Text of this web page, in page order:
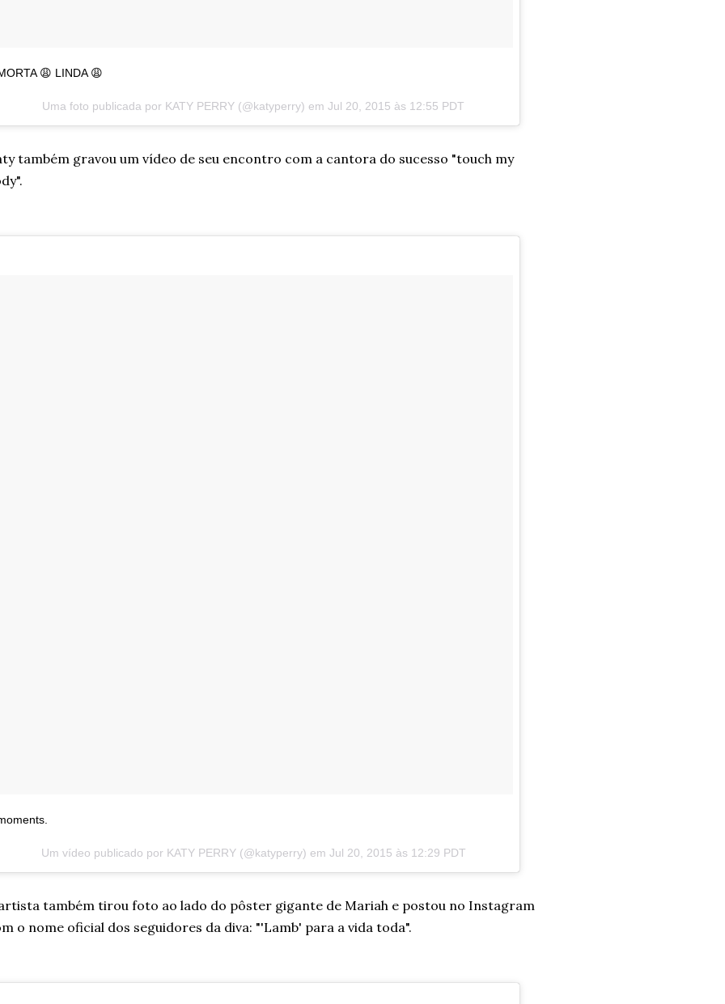
😩 LINDA 😩
Uma foto publicada por KATY PERRY (@katyperry) em Jul 20, 2015 às 12:55 PDT
também gravou um vídeo de seu encontro com a cantora do sucesso "touch my
Um vídeo publicado por KATY PERRY (@katyperry) em Jul 20, 2015 às 12:29 PDT
também tirou foto ao lado do pôster gigante de Mariah e postou no Instagram
o nome oficial dos seguidores da diva: "'Lamb' para a vida toda".